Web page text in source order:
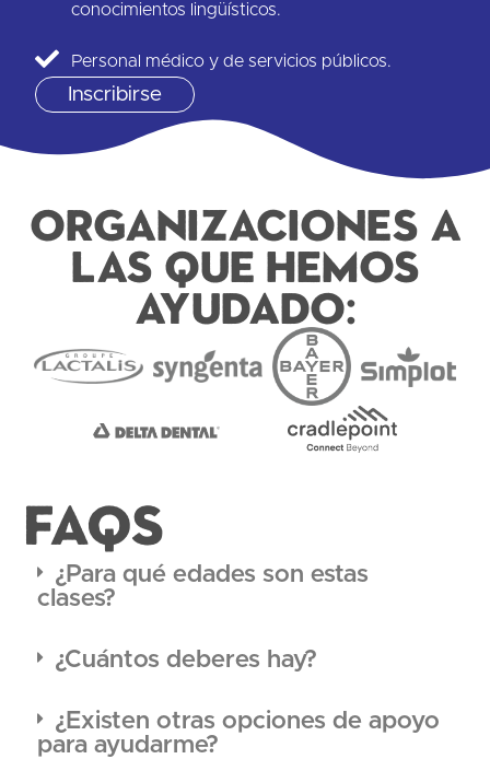
conocimientos lingüísticos.
Personal médico y de servicios públicos.
Inscribirse
Organizaciones a
las que hemos
ayudado:
FAQS
¿Para qué edades son estas
clases?
¿Cuántos deberes hay?
¿Existen otras opciones de apoyo
para ayudarme?